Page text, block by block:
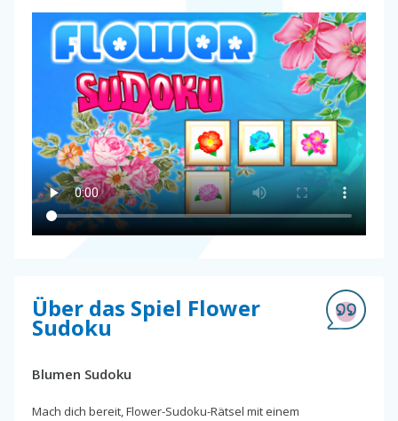
Über das Spiel Flower
Sudoku
Blumen Sudoku
Mach dich bereit, Flower-Sudoku-Rätsel mit einem